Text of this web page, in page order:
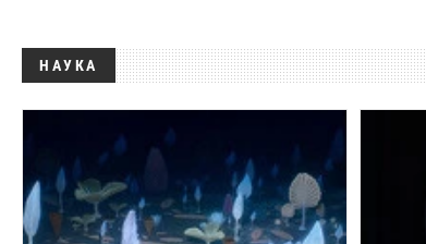
НАУКА